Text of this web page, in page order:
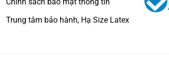
Trung tâm bảo hành, Hạ Size Latex